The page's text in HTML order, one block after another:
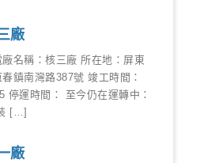
廠
廠名稱：核三廠 所在地：屏東
鎮南灣路387號 竣工時間：
停運時間： 至今仍在運轉中：
[…]
廠